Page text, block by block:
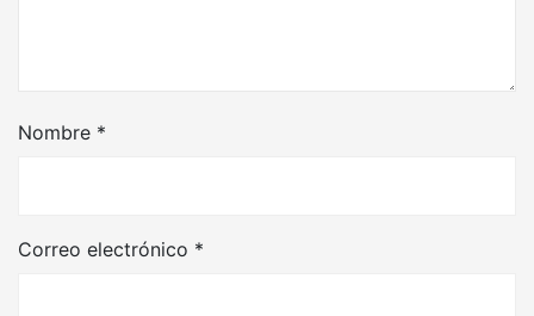
Nombre *
Correo electrónico *